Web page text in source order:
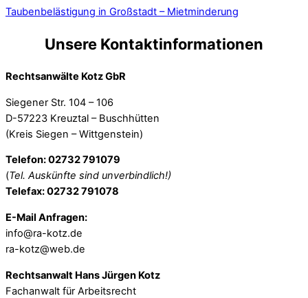
Taubenbelästigung in Großstadt – Mietminderung
Unsere Kontaktinformationen
Rechtsanwälte Kotz GbR
Siegener Str. 104 – 106
D-57223 Kreuztal – Buschhütten
(Kreis Siegen – Wittgenstein)
Telefon: 02732 791079
(Tel. Auskünfte sind unverbindlich!)
Telefax: 02732 791078
E-Mail Anfragen:
info@ra-kotz.de
ra-kotz@web.de
Rechtsanwalt Hans Jürgen Kotz
Fachanwalt für Arbeitsrecht